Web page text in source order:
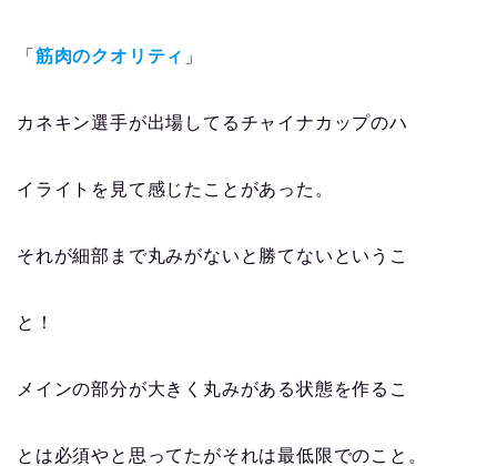
「 筋肉のクオリティ 」
カネキン選手が出場してるチャイナカップのハ
イライトを見て感じたことがあった。
それが細部まで丸みがないと勝てないというこ
と！
メインの部分が大きく丸みがある状態を作るこ
とは必須やと思ってたがそれは最低限でのこと。